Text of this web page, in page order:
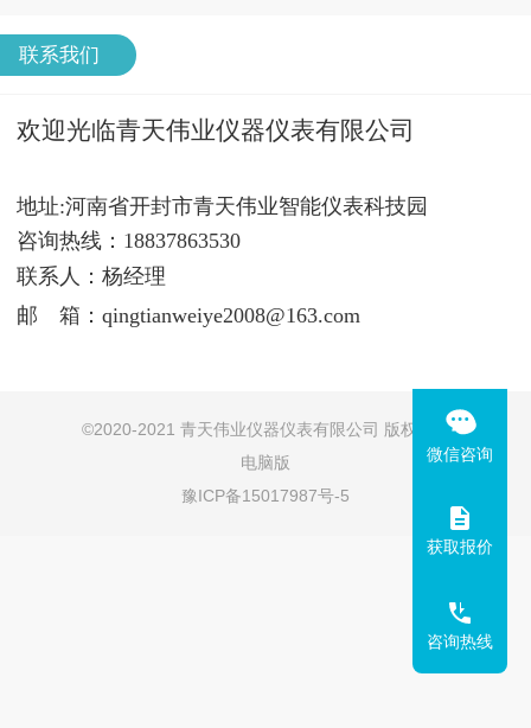
微信咨询
获取报价
咨询热线
联系我们
欢迎光临青天伟业仪器仪表有限公司
地址:河南省开封市青天伟业智能仪表科技园
咨询热线：18837863530
联系人：杨经理
邮 箱：qingtianweiye2008@163.com
©2020-2021 青天伟业仪器仪表有限公司 版权所有
电脑版
豫ICP备15017987号-5